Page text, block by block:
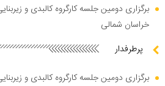
برگزاری دومین جلسه کارگروه کالبدی و
خراسان شمالی
پرطرفدار
برگزاری دومین جلسه کارگروه کالبدی و